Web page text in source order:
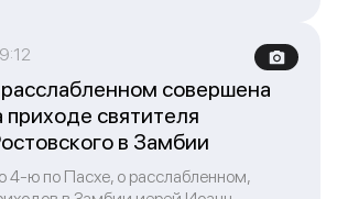
совершена
приходе святителя
в Замбии
4-ю по Пасхе, о расслабленном,